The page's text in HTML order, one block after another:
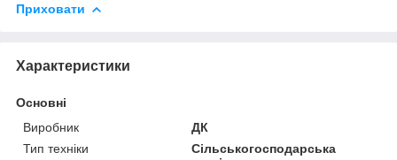
Приховати
Характеристики
Основні
Виробник
ДК
Тип техніки
Сільськогосподарська